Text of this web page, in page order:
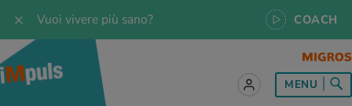
Vuoi vivere più sano? COACH
MENU